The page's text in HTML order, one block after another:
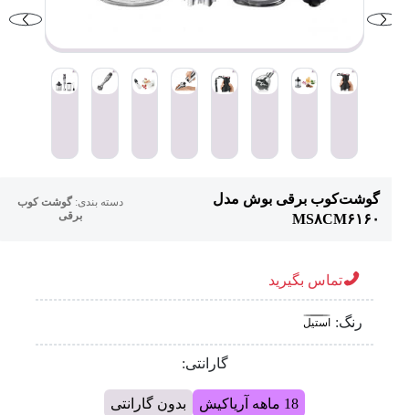
گوشت‌کوب برقی بوش مدل
MS۸CM۶۱۶۰
دسته بندی:گوشت کوب
برقی
تماس بگیرید
رنگ: استیل
گارانتی:
بدون گارانتی